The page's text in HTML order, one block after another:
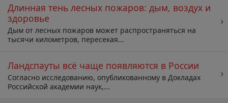
Длинная тень лесных пожаров: дым, воздух и
здоровье
Дым от лесных пожаров может распространяться на
тысячи километров, пересекая...
Ландспауты всё чаще появляются в России
Согласно исследованию, опубликованному в Докладах
Российской академии наук,...